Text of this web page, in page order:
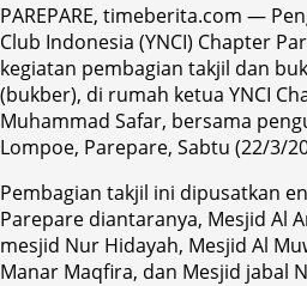
PAREPARE, timeberita.com —
Club Indonesia (YNCI) Chapter
kegiatan pembagian takjil dan
(bukber), di rumah ketua YNCI
Muhammad Safar, bersama
Lompoe, Parepare, Sabtu (22/3/
Pembagian takjil ini dipusatkan
Parepare diantaranya, Mesjid Al
mesjid Nur Hidayah, Mesjid Al
Manar Maqfira, dan Mesjid jabal